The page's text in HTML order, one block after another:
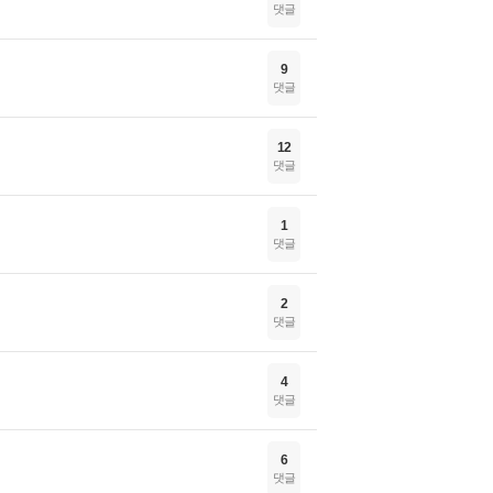
댓글
9
댓글
12
댓글
1
댓글
2
댓글
4
댓글
6
댓글